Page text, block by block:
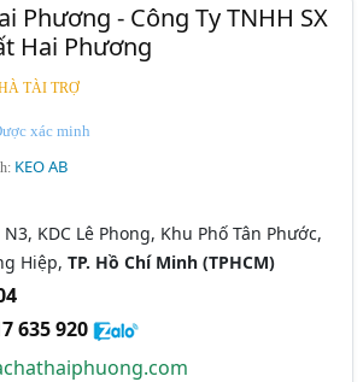
Phương - Công Ty TNHH SX
Hai Phương
TÀI TRỢ
xác minh
KEO AB
KDC Lê Phong, Khu Phố Tân Phước,
Hiệp,TP. Hồ Chí Minh (TPHCM)
635 920